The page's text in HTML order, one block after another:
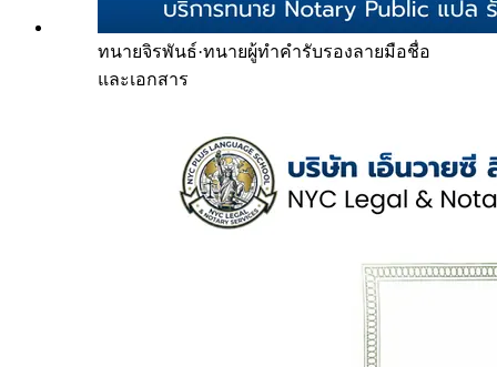
ทนายจิรพันธ์·ทนายผู้ทำคำรับรองลายมือชื่อ
และเอกสาร